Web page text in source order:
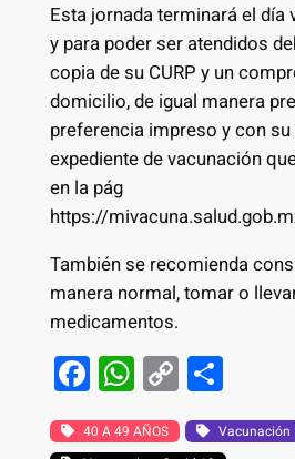
Esta jornada terminará el día
y para poder ser atendidos
copia de su CURP y un
domicilio, de igual manera
preferencia impreso y con
expediente de vacunación
en la pág
https://
También se recomienda
manera normal, tomar o
medicamentos.
F
a
c
W
h
at
C
o
p
S
h
ar
40 A 49 AÑOS
Vacunación